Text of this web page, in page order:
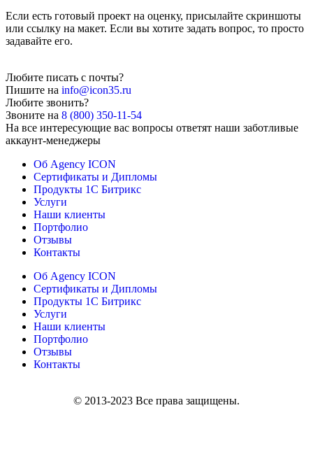
Если есть готовый проект на оценку, присылайте скриншоты
или ссылку на макет. Если вы хотите задать вопрос, то просто
задавайте его.
Любите писать с почты?
Пишите на info@icon35.ru
Любите звонить?
Звоните на 8 (800) 350-11-54
На все интересующие вас вопросы ответят наши заботливые
аккаунт-менеджеры
Об Agency ICON
Сертификаты и Дипломы
Продукты 1С Битрикс
Услуги
Наши клиенты
Портфолио
Отзывы
Контакты
Об Agency ICON
Сертификаты и Дипломы
Продукты 1С Битрикс
Услуги
Наши клиенты
Портфолио
Отзывы
Контакты
© 2013-2023 Все права защищены.